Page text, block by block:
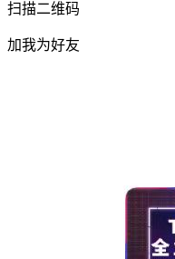
扫描二维码
加我为好友